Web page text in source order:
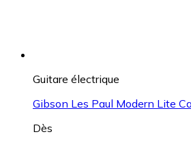
Guitare électrique
Gibson Les Paul Modern Lite
Dès